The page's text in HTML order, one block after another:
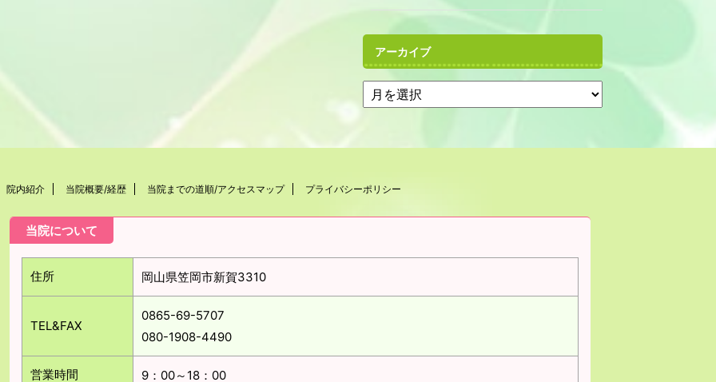
アーカイブ
院内紹介 当院概要/経歴 当院までの道順/アクセスマップ プライバシーポリシー
当院について
住所 岡山県笠岡市新賀3310
TEL&FAX
0865-69-5707
080-1908-4490
営業時間 9：00～18：00